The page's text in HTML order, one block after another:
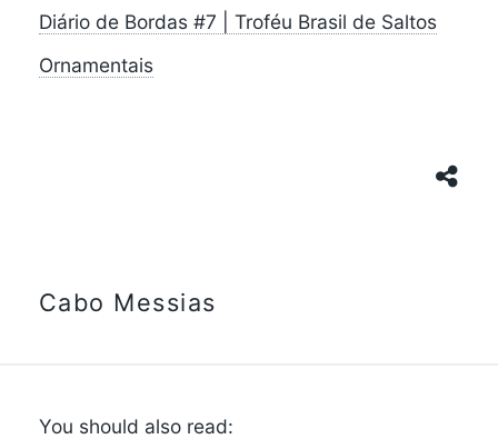
Diário de Bordas #7 | Troféu Brasil de Saltos
Ornamentais
Cabo Messias
You should also read: